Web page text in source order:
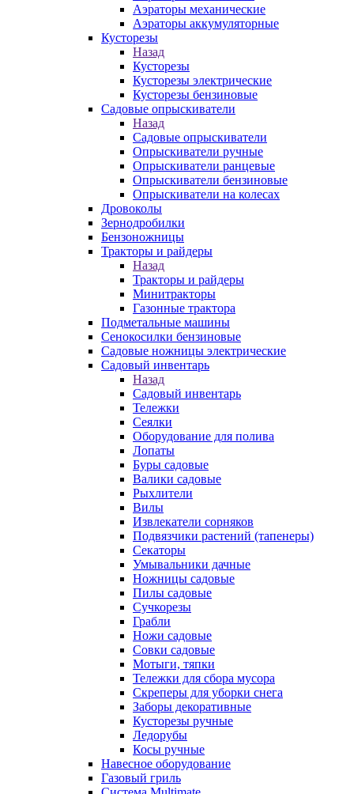
Аэраторы механические
Аэраторы аккумуляторные
Кусторезы
Назад
Кусторезы
Кусторезы электрические
Кусторезы бензиновые
Садовые опрыскиватели
Назад
Садовые опрыскиватели
Опрыскиватели ручные
Опрыскиватели ранцевые
Опрыскиватели бензиновые
Опрыскиватели на колесах
Дровоколы
Зернодробилки
Бензоножницы
Тракторы и райдеры
Назад
Тракторы и райдеры
Минитракторы
Газонные трактора
Подметальные машины
Сенокосилки бензиновые
Садовые ножницы электрические
Садовый инвентарь
Назад
Садовый инвентарь
Тележки
Сеялки
Оборудование для полива
Лопаты
Буры садовые
Валики садовые
Рыхлители
Вилы
Извлекатели сорняков
Подвязчики растений (тапенеры)
Секаторы
Умывальники дачные
Ножницы садовые
Пилы садовые
Сучкорезы
Грабли
Ножи садовые
Совки садовые
Мотыги, тяпки
Тележки для сбора мусора
Скреперы для уборки снега
Заборы декоративные
Кусторезы ручные
Ледорубы
Косы ручные
Навесное оборудование
Газовый гриль